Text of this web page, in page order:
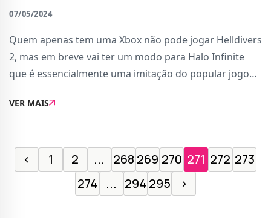
07/05/2024
Quem apenas tem uma Xbox não pode jogar Helldivers
2, mas em breve vai ter um modo para Halo Infinite
que é essencialmente uma imitação do popular jogo
Helljumpers e não figura como uma criação
VER MAIS
‹ 1 2 ... 268 269 270 271 272 273
274
... 294 295 ›